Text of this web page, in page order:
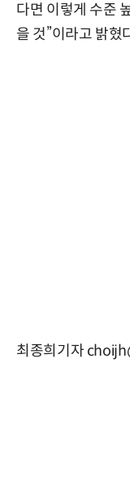
다면 이렇게 수준
을 것”이라고 밝혔
최종희기자